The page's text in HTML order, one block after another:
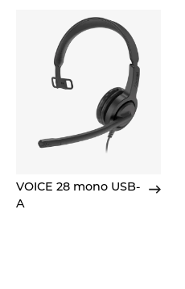
VOICE 28 mono USB-
A